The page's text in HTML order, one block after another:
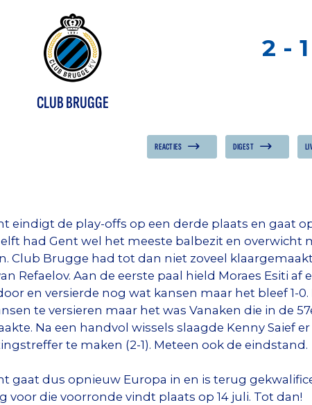
2 - 1
CLUB BRUGGE
REACTIES DIGEST
eindigt de play-offs op een derde plaats en gaat
had Gent wel het meeste balbezit en overwicht
Club Brugge had tot dan niet zoveel
Refaelov. Aan de eerste paal hield Moraes Esiti
en versierde nog wat kansen maar het bleef 1-
te versieren maar het was Vanaken die in de
Na een handvol wissels slaagde Kenny Saief
te maken (2-1). Meteen ook de eindstand.
gaat dus opnieuw Europa in en is terug
voor die voorronde vindt plaats op 14 juli. Tot dan!